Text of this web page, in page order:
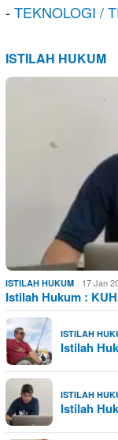
-TEKNOLOGI /
ISTILAH HUKUM
ISTILAH HUKUM 17 Jan
Istilah Hukum :
ISTILAH
Istilah
ISTILAH
Istilah